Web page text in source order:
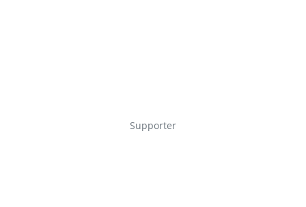
Supporter